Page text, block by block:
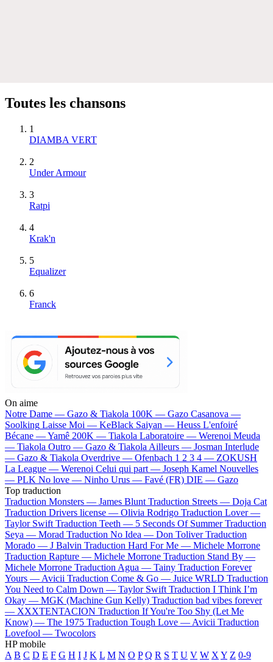
Toutes les chansons
1
DIAMBA VERT
2
Under Armour
3
Ratpi
4
Krak'n
5
Equalizer
6
Franck
On aime
Notre Dame — Gazo & Tiakola 100K — Gazo Casanova —
Soolking Laisse Moi — KeBlack Saiyan — Heuss L'enfoiré
Bécane —Yamê 200K — Tiakola Laboratoire — Werenoi Meuda
— Tiakola Outro — Gazo & Tiakola Ailleurs — Josman Interlude
— Gazo & Tiakola Overdrive — Ofenbach 1 2 3 4 — ZOKUSH
La League — Werenoi Celui qui part — Joseph Kamel Nouvelles
— PLK No love — Ninho Urus — Favé (FR) DIE — Gazo
Top traduction
Traduction Monsters — James Blunt Traduction Streets — Doja Cat
Traduction Drivers license — Olivia Rodrigo Traduction Lover —
Taylor Swift Traduction Teeth — 5 Seconds Of Summer Traduction
Seya — Morad Traduction No Idea — Don Toliver Traduction
Morado — J Balvin Traduction Hard For Me — Michele Morrone
Traduction Rapture — Michele Morrone Traduction Stand By —
Michele Morrone Traduction Agua — Tainy Traduction Forever
Yours — Avicii Traduction Come & Go — Juice WRLD Traduction
You Need to Calm Down — Taylor Swift Traduction I Think I’m
Okay — MGK (Machine Gun Kelly) Traduction bad vibes forever
— XXXTENTACION Traduction If You're Too Shy (Let Me
Know) — The 1975 Traduction Tough Love — Avicii Traduction
Lovefool — Twocolors
HP mobile
A B C D E F G H I J K L M N O P Q R S T U V W X Y Z 0-9